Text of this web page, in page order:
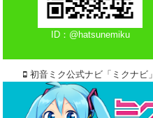
ID：@hatsunemiku
初音ミク公式ナビ「ミクナビ」